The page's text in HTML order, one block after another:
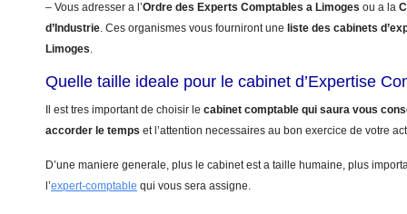
– Vous adresser a l’Ordre des Experts Comptables a Limoges ou a la
d’Industrie. Ces organismes vous fourniront une liste des cabinets
Limoges.
Quelle taille ideale pour le cabinet d’Expertise
Il est tres important de choisir le cabinet comptable qui saura vous
accorder le temps et l’attention necessaires au bon exercice de votre
D’une maniere generale, plus le cabinet est a taille humaine, plus
l’expert-comptable qui vous sera assigne.